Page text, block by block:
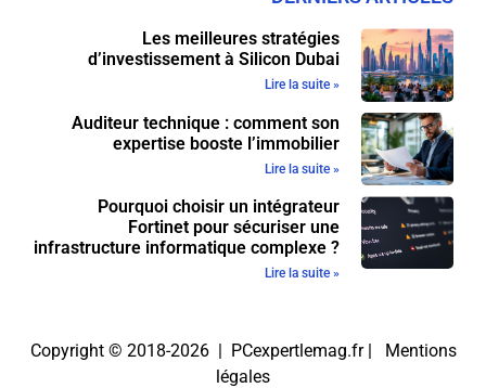
Les meilleures stratégies
d’investissement à Silicon Dubai
Lire la suite »
Auditeur technique : comment son
expertise booste l’immobilier
Lire la suite »
Pourquoi choisir un intégrateur
Fortinet pour sécuriser une
infrastructure informatique complexe ?
Lire la suite »
Copyright © 2018-2026 | PCexpertlemag.fr | Mentions
légales